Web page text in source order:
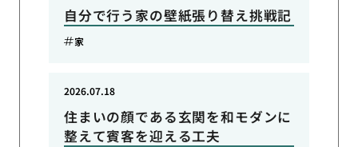
自分で行う家の壁紙張り替え挑戦記
家
住まいの顔である玄関を和モダンに
整えて賓客を迎える工夫
2026.07.18